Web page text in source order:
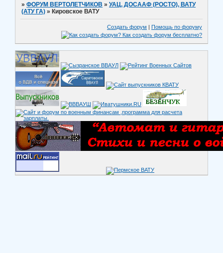
»ФОРУМ ВЕРТОЛЕТЧИКОВ »УАЦ, ДОСААФ (РОСТО), ВАТУ
(АТУ ГА) »Кировское ВАТУ
Создать форум Помощь по форуму